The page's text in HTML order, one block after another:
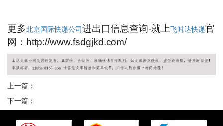
更多北京国际快递公司进出口信息查询-就上飞时达快递官
网：http://www.fsdgjkd.com/
上一篇：
下一篇：